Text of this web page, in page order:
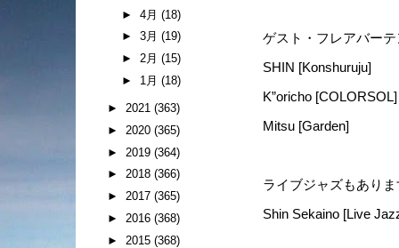
ゲスト・フレアバー
SHIN [Konshuruju]
K”oricho
Mitsu [Garden]
ライブジャズもあり
Shin Sekaino [Live
► 4月 (18)
► 3月 (19)
► 2月 (15)
► 1月 (18)
► 2021 (363)
► 2020 (365)
► 2019 (364)
► 2018 (366)
► 2017 (365)
► 2016 (368)
► 2015 (368)